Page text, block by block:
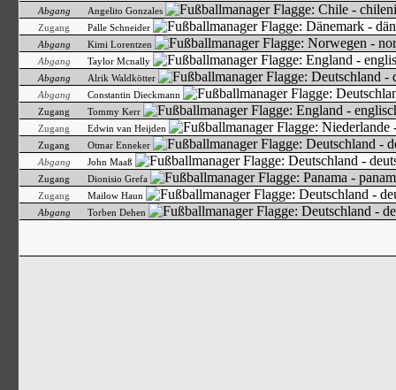
Abgang
Angelito Gonzales
Zugang
Palle Schneider
Abgang
Kimi Lorentzen
Abgang
Taylor Mcnally
Abgang
Alrik Waldkötter
Abgang
Constantin Dieckmann
Zugang
Tommy Kerr
Zugang
Edwin van Heijden
Zugang
Otmar Enneker
Abgang
John Maaß
Zugang
Dionisio Grefa
Zugang
Mailow Haun
Abgang
Torben Dehen